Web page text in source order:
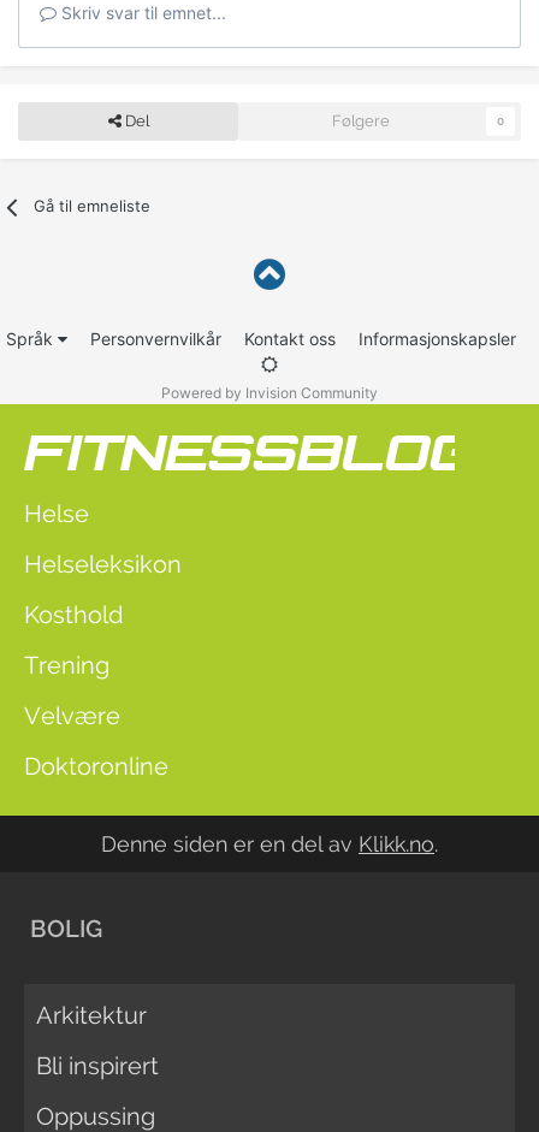
Skriv svar til emnet...
Del Følgere 0
Gå til emneliste
Språk Personvernvilkår Kontakt oss Informasjonskapsler
Powered by Invision Community
Helse
Helseleksikon
Kosthold
Trening
Velvære
Doktoronline
Denne siden er en del av Klikk.no.
BOLIG
Arkitektur
Bli inspirert
Oppussing